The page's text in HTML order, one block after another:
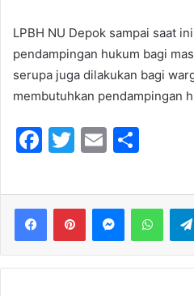
LPBH NU Depok sampai saat
pendampingan hukum bagi
serupa juga dilakukan bagi
membutuhkan pendampingan
F
c
e
b
o
T
itt
er
E
ai
l
ar
e